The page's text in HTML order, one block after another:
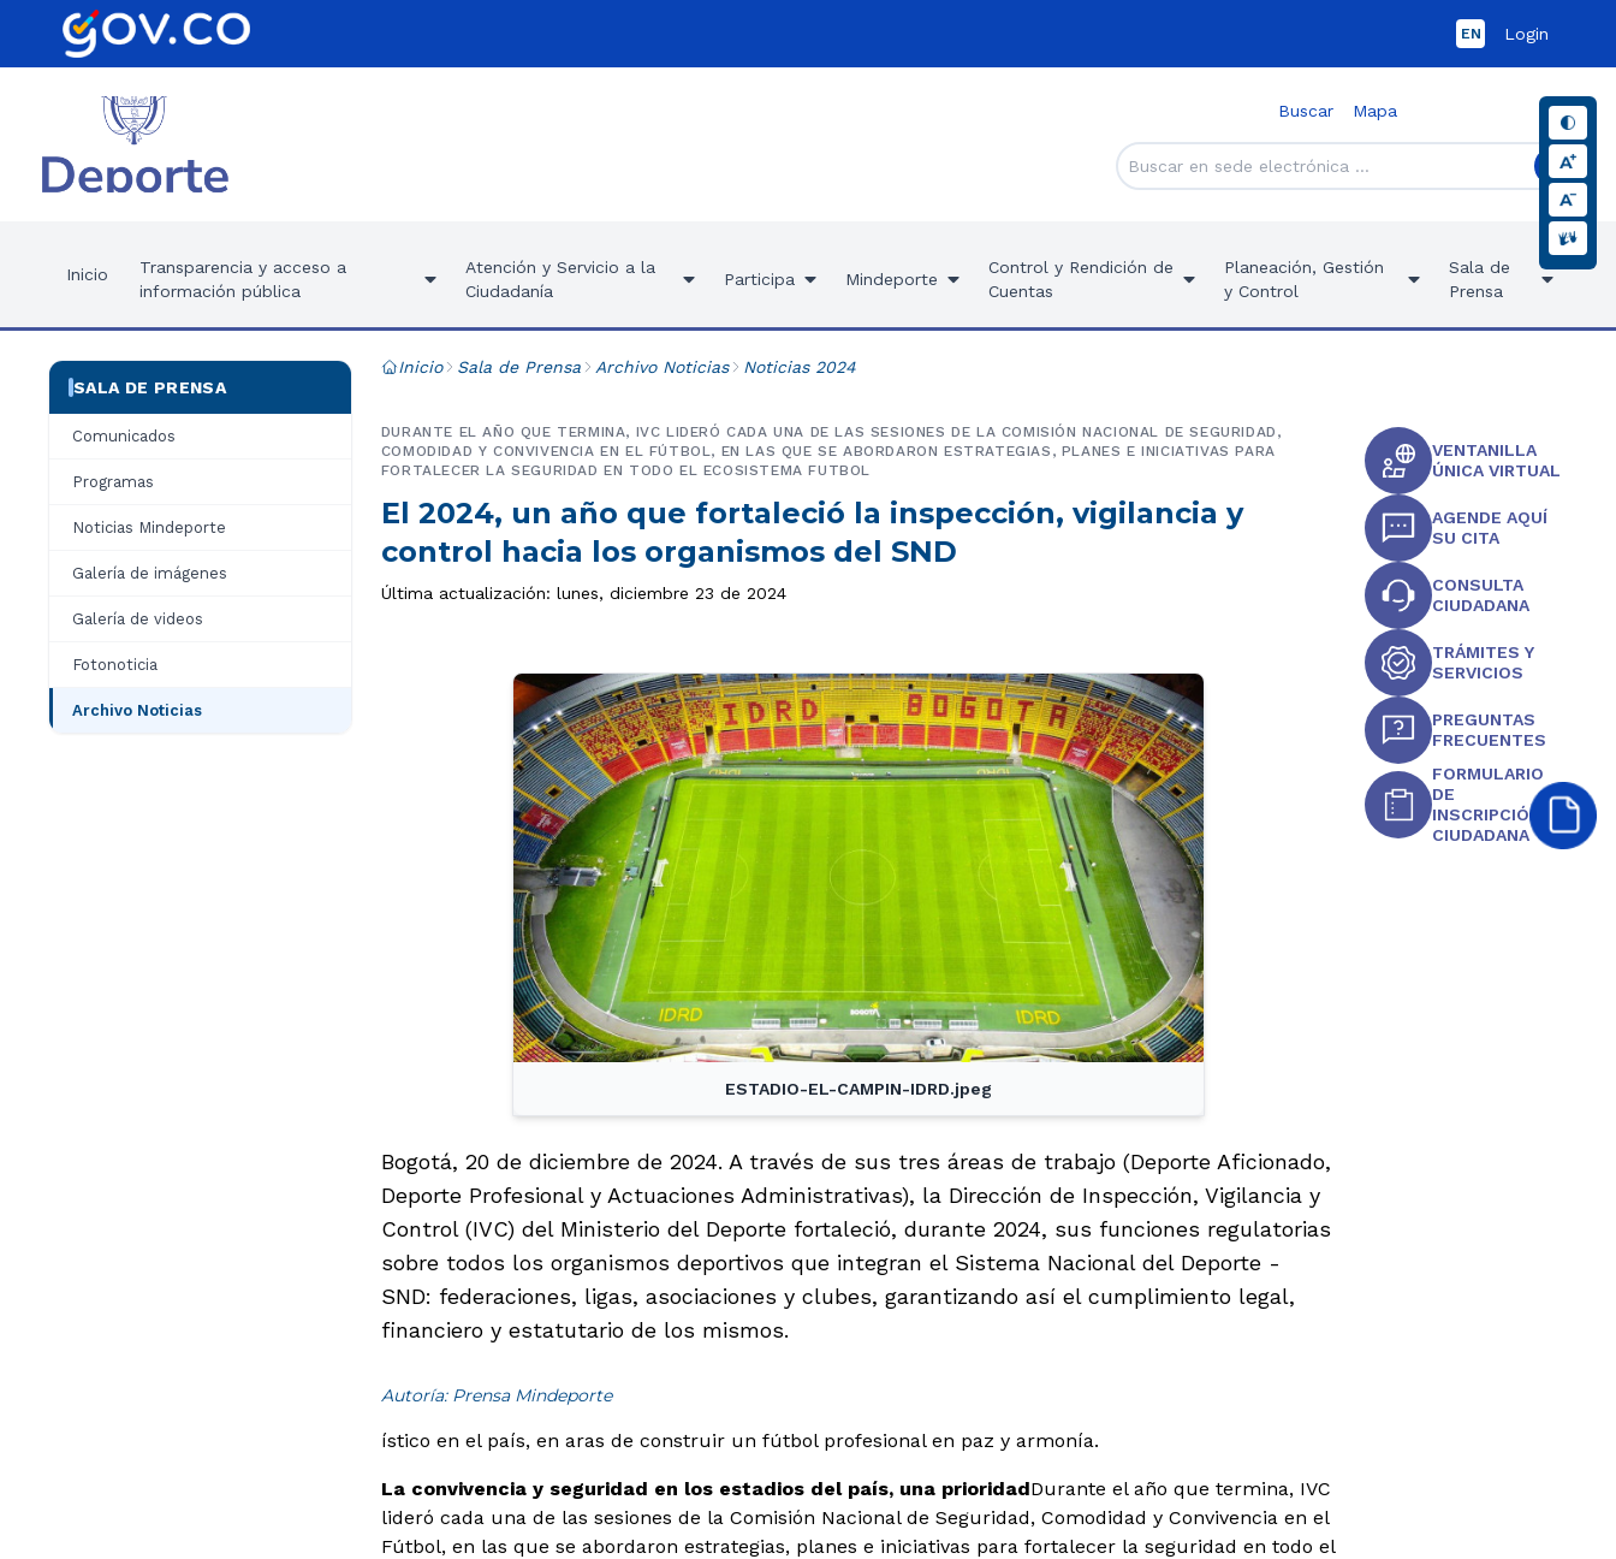
EN Login
Buscar Mapa
Inicio
Transparencia y acceso a
información pública
Atención y Servicio a la
Ciudadanía
Participa Mindeporte
Control y Rendición de
Cuentas
Planeación, Gestión
y Control
Sala de
Prensa
SALA DE PRENSA
Comunicados
Programas
Noticias Mindeporte
Galería de imágenes
Galería de videos
Fotonoticia
Archivo Noticias
Inicio Sala de Prensa Archivo Noticias Noticias 2024
El 2024, un año que fortaleció la inspección, vigilancia y
control hacia los organismos del SND
DURANTE EL AÑO QUE TERMINA, IVC LIDERÓ CADA UNA DE LAS SESIONES DE LA COMISIÓN NACIONAL DE SEGURIDAD,
COMODIDAD Y CONVIVENCIA EN EL FÚTBOL, EN LAS QUE SE ABORDARON ESTRATEGIAS, PLANES E INICIATIVAS PARA
FORTALECER LA SEGURIDAD EN TODO EL ECOSISTEMA FUTBOL
Última actualización: lunes, diciembre 23 de 2024
ESTADIO-EL-CAMPIN-IDRD.jpeg
Bogotá, 20 de diciembre de 2024. A través de sus tres áreas de trabajo (Deporte Aficionado,
Deporte Profesional y Actuaciones Administrativas), la Dirección de Inspección, Vigilancia y
Control (IVC) del Ministerio del Deporte fortaleció, durante 2024, sus funciones regulatorias
sobre todos los organismos deportivos que integran el Sistema Nacional del Deporte -
SND: federaciones, ligas, asociaciones y clubes, garantizando así el cumplimiento legal,
financiero y estatutario de los mismos.
Autoría: Prensa Mindeporte
ístico en el país, en aras de construir un fútbol profesional en paz y armonía.
La convivencia y seguridad en los estadios del país, una prioridadDurante el año que termina, IVC
lideró cada una de las sesiones de la Comisión Nacional de Seguridad, Comodidad y Convivencia en el
Fútbol, en las que se abordaron estrategias, planes e iniciativas para fortalecer la seguridad en todo el
VENTANILLA
ÚNICA VIRTUAL
AGENDE AQUÍ
SU CITA
CONSULTA
CIUDADANA
TRÁMITES Y
SERVICIOS
PREGUNTAS
FRECUENTES
FORMULARIO
DE
INSCRIPCIÓN
CIUDADANA